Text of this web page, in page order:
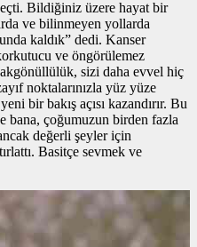
Bildiğiniz üzere hayat bir
ve bilinmeyen yollarda
kaldık” dedi. Kanser
ve öngörülemez
sizi daha evvel hiç
noktalarınızla yüz yüze
bir bakış açısı kazandırır. Bu
bana, çoğumuzun birden fazla
değerli şeyler için
Basitçe sevmek ve